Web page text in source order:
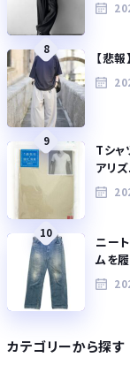
8
【悲
9
Tシャ
アリ
10
ニー
ムを
カテゴリーから探す